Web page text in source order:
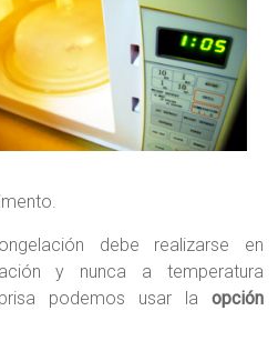
debe realizarse en
y nunca a temperatura
podemos usar la opción